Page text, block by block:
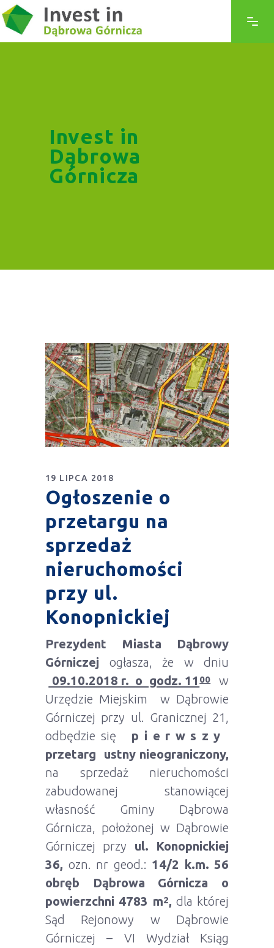
Invest in
Dąbrowa
Górnicza
19 LIPCA 2018
Ogłoszenie o
przetargu na
sprzedaż
nieruchomości
przy ul.
Konopnickiej
Prezydent Miasta Dąbrowy
Górniczej ogłasza, że w dniu
09.10.2018 r. o godz. 1100
w
Urzędzie Miejskim w Dąbrowie
Górniczej przy ul. Granicznej 21,
odbędzie się p i e r w s z y
przetarg ustny nieograniczony,
na sprzedaż nieruchomości
zabudowanej stanowiącej
własność Gminy Dąbrowa
Górnicza, położonej w Dąbrowie
Górniczej przy ul. Konopnickiej
36, ozn. nr geod.: 14/2 k.m. 56
obręb Dąbrowa Górnicza o
powierzchni 4783 m2, dla której
Sąd Rejonowy w Dąbrowie
Górniczej – VI Wydział Ksiąg